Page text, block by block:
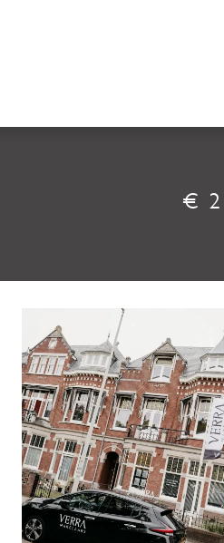
€
Beheer
Verkoop
Den Haag